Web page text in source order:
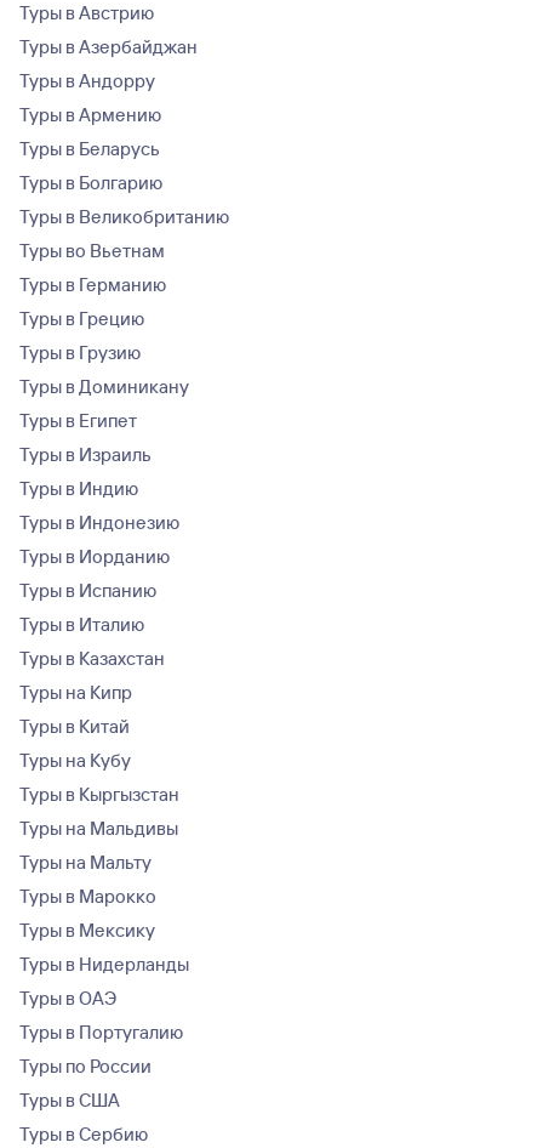
Туры в Австрию
Туры в Азербайджан
Туры в Андорру
Туры в Армению
Туры в Беларусь
Туры в Болгарию
Туры в Великобританию
Туры во Вьетнам
Туры в Германию
Туры в Грецию
Туры в Грузию
Туры в Доминикану
Туры в Египет
Туры в Израиль
Туры в Индию
Туры в Индонезию
Туры в Иорданию
Туры в Испанию
Туры в Италию
Туры в Казахстан
Туры на Кипр
Туры в Китай
Туры на Кубу
Туры в Кыргызстан
Туры на Мальдивы
Туры на Мальту
Туры в Марокко
Туры в Мексику
Туры в Нидерланды
Туры в ОАЭ
Туры в Португалию
Туры по России
Туры в США
Туры в Сербию